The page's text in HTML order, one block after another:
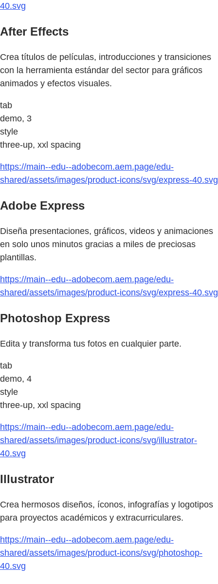
40.svg
After Effects
Crea títulos de películas, introducciones y transiciones
con la herramienta estándar del sector para gráficos
animados y efectos visuales.
tab
demo, 3
style
three-up, xxl spacing
https://main--edu--adobecom.aem.page/edu-
shared/assets/images/product-icons/svg/express-40.svg
Adobe Express
Diseña presentaciones, gráficos, videos y animaciones
en solo unos minutos gracias a miles de preciosas
plantillas.
https://main--edu--adobecom.aem.page/edu-
shared/assets/images/product-icons/svg/express-40.svg
Photoshop Express
Edita y transforma tus fotos en cualquier parte.
tab
demo, 4
style
three-up, xxl spacing
https://main--edu--adobecom.aem.page/edu-
shared/assets/images/product-icons/svg/illustrator-
40.svg
Illustrator
Crea hermosos diseños, íconos, infografías y logotipos
para proyectos académicos y extracurriculares.
https://main--edu--adobecom.aem.page/edu-
shared/assets/images/product-icons/svg/photoshop-
40.svg